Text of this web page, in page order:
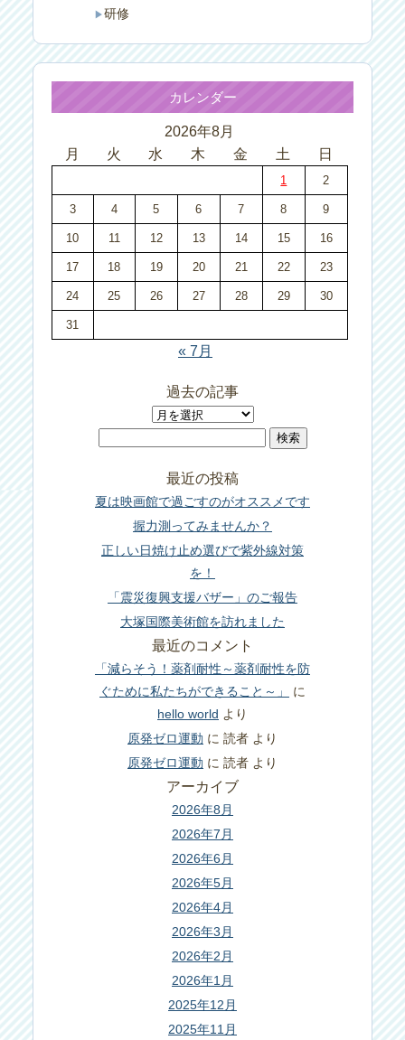
研修
カレンダー
2026年8月
月
火 水 木 金 土 日
1 2
3 4 5 6 7 8 9
10 11 12 13 14 15 16
17 18 19 20 21 22 23
24 25 26 27 28 29 30
31
« 7月
過去の記事
過
事
最近の投稿
夏は映画館で過ごすのがオススメです
握力測ってみませんか？
正しい日焼け止め選びで紫外線対策
を！
「震災復興支援バザー」のご報告
大塚国際美術館を訪れました
最近のコメント
「減らそう！薬剤耐性～薬剤耐性を防
ぐために私たちができること～」
に
hello world より
原発ゼロ運動 に 読者 より
原発ゼロ運動 に 読者 より
アーカイブ
2026年8月
2026年7月
2026年6月
2026年5月
2026年4月
2026年3月
2026年2月
2026年1月
2025年12月
2025年11月